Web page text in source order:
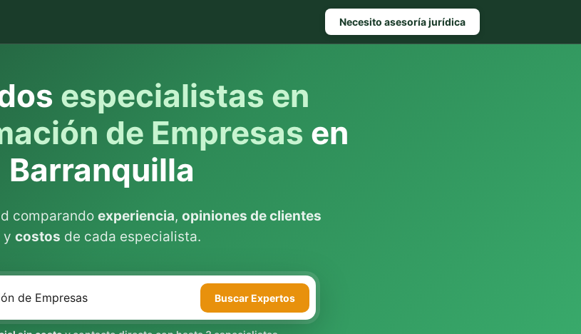
Necesito asesoría jurídica
especialistas en
de Empresas en
Barranquilla
comparando experiencia, opiniones de clientes
y costos de cada especialista.
BuscarExpertos